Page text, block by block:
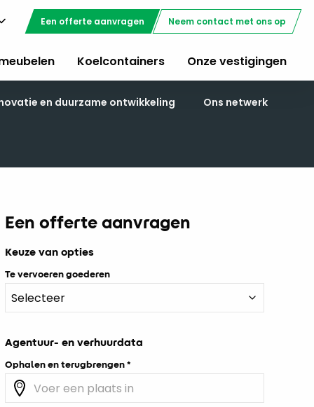
Een offerte aanvragen Neem contact met ons op
Koelcontainers Onze vestigingen
en duurzame ontwikkeling Ons netwerk
Een offerte aanvragen
Keuze van opties
Te vervoeren goederen
Agentuur- en verhuurdata
Ophalen en terugbrengen